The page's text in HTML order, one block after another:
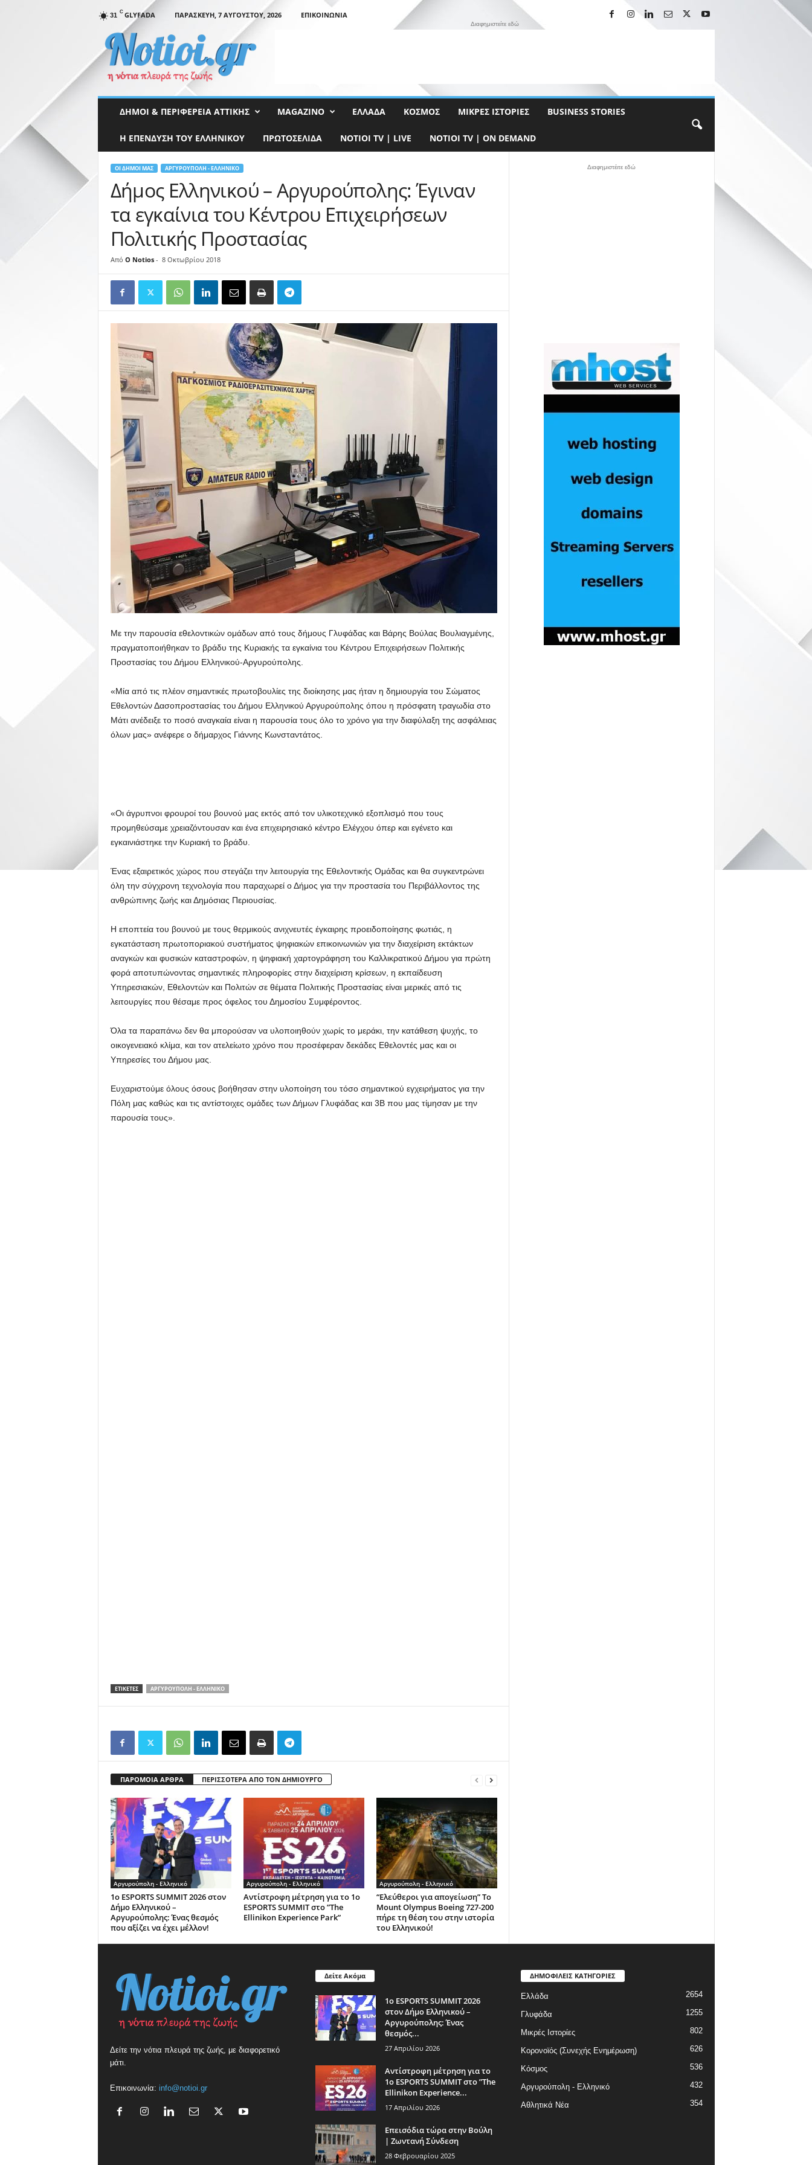
31 C GLYFADA ΠΑΡΑΣΚΕΥΉ, 7 ΑΥΓΟΎΣΤΟΥ, 2026
ΕΠΙΚΟΙΝΩΝΊΑ
t
Διαφημιστείτε εδώ
ΔΉΜΟΙ & ΠΕΡΙΦΈΡΕΙΑ ΑΤΤΙΚΉΣ MAGAZINO ΕΛΛΆΔΑ ΚΌΣΜΟΣ ΜΙΚΡΈΣ ΙΣΤΟΡΊΕΣ BUSINESS STORIES
Η ΕΠΕΝΔΥΣΗ ΤΟΥ ΕΛΛΗΝΙΚΟΥ ΠΡΩΤΟΣΈΛΙΔΑ NOTIOI TV | LIVE NOTIOI TV | ON DEMAND
ΟΙ ΔΉΜΟΙ ΜΑΣ ΑΡΓΥΡΟΎΠΟΛΗ - ΕΛΛΗΝΙΚΌ
Δήμος Ελληνικού – Αργυρούπολης: Έγιναν
τα εγκαίνια του Κέντρου Επιχειρήσεων
Πολιτικής Προστασίας
Από O Notios- 8 Οκτωβρίου 2018
Με την παρουσία εθελοντικών ομάδων από τους δήμους Γλυφάδας και Βάρης Βούλας Βουλιαγμένης,
πραγματοποιήθηκαν το βράδυ της Κυριακής τα εγκαίνια του Κέντρου Επιχειρήσεων Πολιτικής
Προστασίας του Δήμου Ελληνικού-Αργυρούπολης.
«Μία από τις πλέον σημαντικές πρωτοβουλίες της διοίκησης μας ήταν η δημιουργία του Σώματος
Εθελοντών Δασοπροστασίας του Δήμου Ελληνικού Αργυρούπολης όπου η πρόσφατη τραγωδία στο
Μάτι ανέδειξε το ποσό αναγκαία είναι η παρουσία τους όλο το χρόνο για την διαφύλαξη της ασφάλειας
όλων μας» ανέφερε ο δήμαρχος Γιάννης Κωνσταντάτος.
«Οι άγρυπνοι φρουροί του βουνού μας εκτός από τον υλικοτεχνικό εξοπλισμό που τους
προμηθεύσαμε χρειαζόντουσαν και ένα επιχειρησιακό κέντρο Ελέγχου όπερ και εγένετο και
εγκαινιάστηκε την Κυριακή το βράδυ.
Ένας εξαιρετικός χώρος που στεγάζει την λειτουργία της Εθελοντικής Ομάδας και θα συγκεντρώνει
όλη την σύγχρονη τεχνολογία που παραχωρεί ο Δήμος για την προστασία του Περιβάλλοντος της
ανθρώπινης ζωής και Δημόσιας Περιουσίας.
Η εποπτεία του βουνού με τους θερμικούς ανιχνευτές έγκαιρης προειδοποίησης φωτιάς, η
εγκατάσταση πρωτοποριακού συστήματος ψηφιακών επικοινωνιών για την διαχείριση εκτάκτων
αναγκών και φυσικών καταστροφών, η ψηφιακή χαρτογράφηση του Καλλικρατικού Δήμου για πρώτη
φορά αποτυπώνοντας σημαντικές πληροφορίες στην διαχείριση κρίσεων, η εκπαίδευση
Υπηρεσιακών, Εθελοντών και Πολιτών σε θέματα Πολιτικής Προστασίας είναι μερικές από τις
λειτουργίες που θέσαμε προς όφελος του Δημοσίου Συμφέροντος.
Όλα τα παραπάνω δεν θα μπορούσαν να υλοποιηθούν χωρίς το μεράκι, την κατάθεση ψυχής, το
οικογενειακό κλίμα, και τον ατελείωτο χρόνο που προσέφεραν δεκάδες Εθελοντές μας και οι
Υπηρεσίες του Δήμου μας.
Ευχαριστούμε όλους όσους βοήθησαν στην υλοποίηση του τόσο σημαντικού εγχειρήματος για την
Πόλη μας καθώς και τις αντίστοιχες ομάδες των Δήμων Γλυφάδας και 3Β που μας τίμησαν με την
παρουσία τους».
ΕΤΙΚΕΤΕΣ ΑΡΓΥΡΟΎΠΟΛΗ - ΕΛΛΗΝΙΚΌ
ΠΑΡΟΜΟΙΑ ΑΡΘΡΑ ΠΕΡΙΣΣΟΤΕΡΑ ΑΠΟ ΤΟΝ ΔΗΜΙΟΥΡΓΟ
Αργυρούπολη - Ελληνικό
1ο ESPORTS SUMMIT 2026 στον
Δήμο Ελληνικού –
Αργυρούπολης: Ένας θεσμός
που αξίζει να έχει μέλλον!
Αργυρούπολη - Ελληνικό
Αντίστροφη μέτρηση για το 1ο
ESPORTS SUMMIT στο ”The
Ellinikon Experience Park”
Αργυρούπολη - Ελληνικό
“Ελεύθεροι για απογείωση” Το
Mount Olympus Boeing 727-200
πήρε τη θέση του στην ιστορία
του Ελληνικού!
Διαφημιστέιτε εδώ
Δείτε την νότια πλευρά της ζωής, με διαφορετικό
μάτι.
Επικοινωνία: info@notioi.gr
Δείτε Ακόμα
1ο ESPORTS SUMMIT 2026
στον Δήμο Ελληνικού –
Αργυρούπολης: Ένας
θεσμός...
27 Απριλίου 2026
Αντίστροφη μέτρηση για το
1ο ESPORTS SUMMIT στο ”The
Ellinikon Experience...
17 Απριλίου 2026
Επεισόδια τώρα στην Βούλη
| Ζωντανή Σύνδεση
28 Φεβρουαρίου 2025
ΔΗΜΟΦΙΛΕΙΣ ΚΑΤΗΓΟΡΙΕΣ
Ελλάδα 2654
Γλυφάδα 1255
Μικρές Ιστορίες 802
Κορονοϊός (Συνεχής Ενημέρωση) 626
Κόσμος 536
Αργυρούπολη - Ελληνικό 432
Αθλητικά Νέα 354